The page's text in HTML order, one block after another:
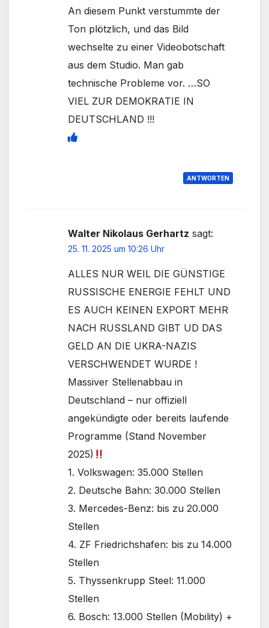
An diesem Punkt verstummte der
Ton plötzlich, und das Bild
wechselte zu einer Videobotschaft
aus dem Studio. Man gab
technische Probleme vor. …SO
VIEL ZUR DEMOKRATIE IN
DEUTSCHLAND !!!
ANTWORTEN
Walter Nikolaus Gerhartz sagt:
25. 11. 2025 um 10:26 Uhr
ALLES NUR WEIL DIE GÜNSTIGE
RUSSISCHE ENERGIE FEHLT UND
ES AUCH KEINEN EXPORT MEHR
NACH RUSSLAND GIBT UD DAS
GELD AN DIE UKRA-NAZIS
VERSCHWENDET WURDE !
Massiver Stellenabbau in
Deutschland – nur offiziell
angekündigte oder bereits laufende
Programme (Stand November
2025)
1. Volkswagen: 35.000 Stellen
2. Deutsche Bahn: 30.000 Stellen
3. Mercedes-Benz: bis zu 20.000
Stellen
4. ZF Friedrichshafen: bis zu 14.000
Stellen
5. Thyssenkrupp Steel: 11.000
Stellen
6. Bosch: 13.000 Stellen (Mobility) +